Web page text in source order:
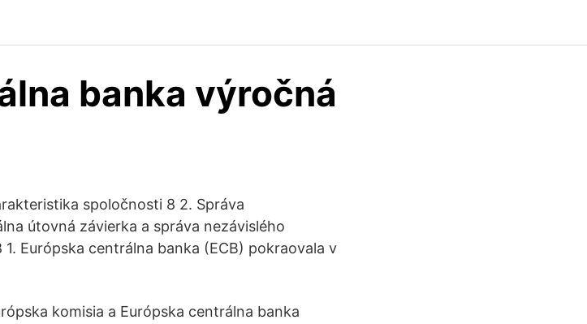
banka výročná
spoločnosti 8 2. Správa
útovná závierka a správa nezávislého
Európska centrálna banka (ECB) pokraovala v
komisia a Európska centrálna banka